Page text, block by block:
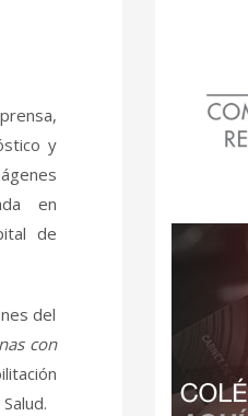
y
en
de
del
con